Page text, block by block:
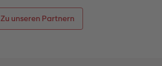
Zu unseren Partnern